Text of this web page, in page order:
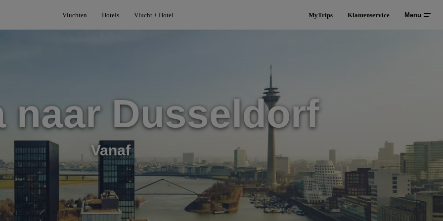
Vluchten Hotels Vlucht + Hotel MyTrips Klantenservice Menu
naar Dusseldorf
Vanaf